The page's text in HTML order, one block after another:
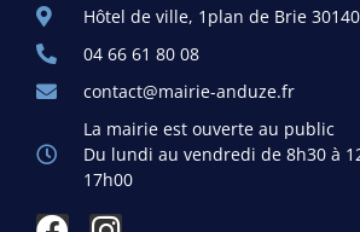
Hôtel de ville, 1plan de Brie
04 66 61 80 08
contact@mairie-anduze.fr
La mairie est ouverte au public
Du lundi au vendredi de 8h30 à
17h00